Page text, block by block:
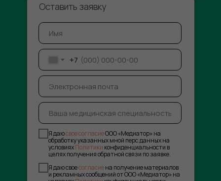
+7
Я даюсвое согласиеООО «Медиатор» на
обработку указанных мной перс.данных на
условияхПолитики конфиденциальности в
целях получения обратной связи по заявке.
Я даю своесогласиена получение материалов
и рекламных сообщений от ООО «Медиатор» на
Оставить заявку